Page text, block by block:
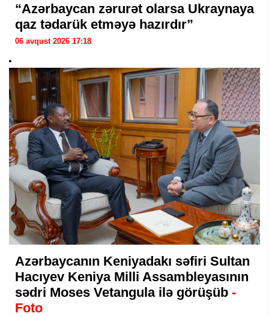
“Azərbaycan zərurət olarsa Ukraynaya
qaz tədarük etməyə hazırdır”
06 avqust 2026 17:18
Azərbaycanın Keniyadakı səfiri Sultan
Hacıyev Keniya Milli Assambleyasının
sədri Moses Vetangula ilə görüşüb -
Foto